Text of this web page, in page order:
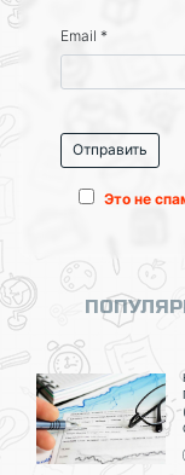
Email *
Это не